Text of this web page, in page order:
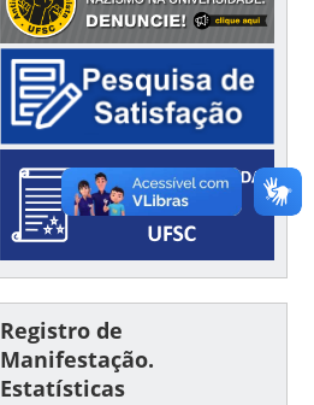
Registro de
Manifestação.
Estatísticas